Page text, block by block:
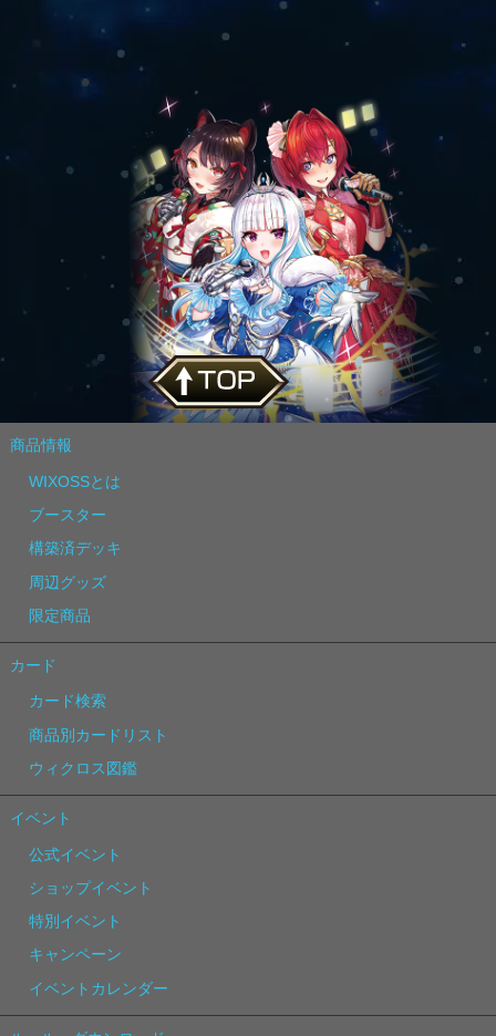
商品情報
WIXOSSとは
ブースター
構築済デッキ
周辺グッズ
限定商品
カード
カード検索
商品別カードリスト
ウィクロス図鑑
イベント
公式イベント
ショップイベント
特別イベント
キャンペーン
イベントカレンダー